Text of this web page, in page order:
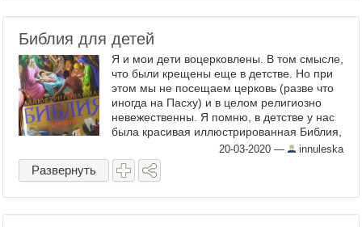
Библия для детей
Я и мои дети воцерковлены. В том смысле,
что были крещены еще в детстве. Но при
этом мы не посещаем церковь (разве что
иногда на Пасху) и в целом религиозно
невежественны. Я помню, в детстве у нас
была красивая иллюстрированная Библия,
не знаю даже, откуда она у нас взялась, но
меня тогда ...
20-03-2020 — innuleska
Развернуть